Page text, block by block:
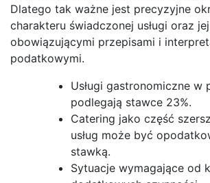
Dlatego tak ważne jest precyzyjne
charakteru świadczonej usługi oraz
obowiązującymi przepisami i
podatkowymi.
Usługi gastronomiczne w
podlegają stawce 23%.
Catering jako część
usług może być
stawką.
Sytuacje wymagające od